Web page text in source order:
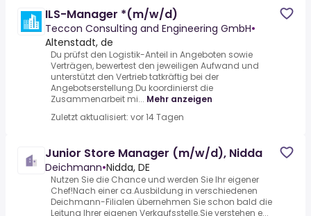
ILS-Manager *(m/w/d)
Teccon Consulting and Engineering GmbH•
Altenstadt, de
Du prüfst den Logistik-Anteil in Angeboten sowie
Verträgen, bewertest den jeweiligen Aufwand und
unterstützt den Vertrieb tatkräftig bei der
Angebotserstellung.Du koordinierst die
Zusammenarbeit mi... Mehr anzeigen
Zuletzt aktualisiert: vor 14 Tagen
Junior Store Manager (m/w/d), Nidda
Deichmann•Nidda, DE
Nutzen Sie die Chance und werden Sie Ihr eigener
Chef!Nach einer ca.Ausbildung in verschiedenen
Deichmann-Filialen übernehmen Sie schon bald die
Leitung Ihrer eigenen Verkaufsstelle.Sie verstehen e...